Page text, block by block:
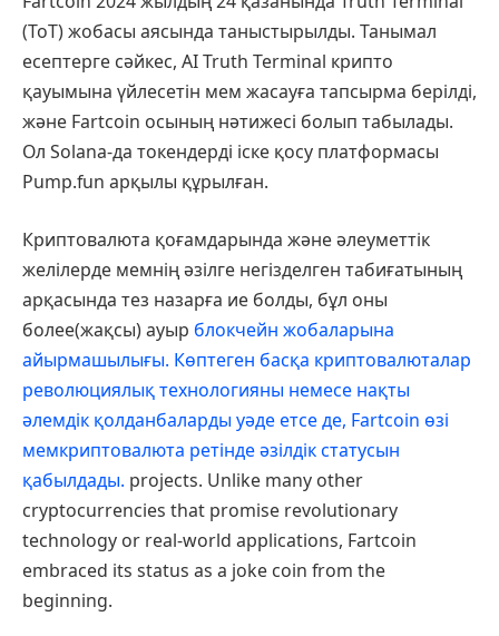
(ToT) жобасы аясында таныстырылды. Танымал
есептерге сәйкес, AI Truth Terminal крипто
қауымына үйлесетін мем жасауға тапсырма берілді,
және Fartcoin осының нәтижесі болып табылады.
Ол Solana-да токендерді іске қосу платформасы
Pump.fun арқылы құрылған.
Криптовалюта қоғамдарында және әлеуметтік
желілерде мемнің әзілге негізделген табиғатының
арқасында тез назарға ие болды, бұл оны
более(жақсы) ауыр блокчейн жобаларына
айырмашылығы. Көптеген басқа криптовалюталар
революциялық технологияны немесе нақты
әлемдік қолданбаларды уәде етсе де, Fartcoin өзі
мемкриптовалюта ретінде әзілдік статусын
қабылдады. projects. Unlike many other
cryptocurrencies that promise revolutionary
technology or real-world applications, Fartcoin
embraced its status as a joke coin from the
beginning.